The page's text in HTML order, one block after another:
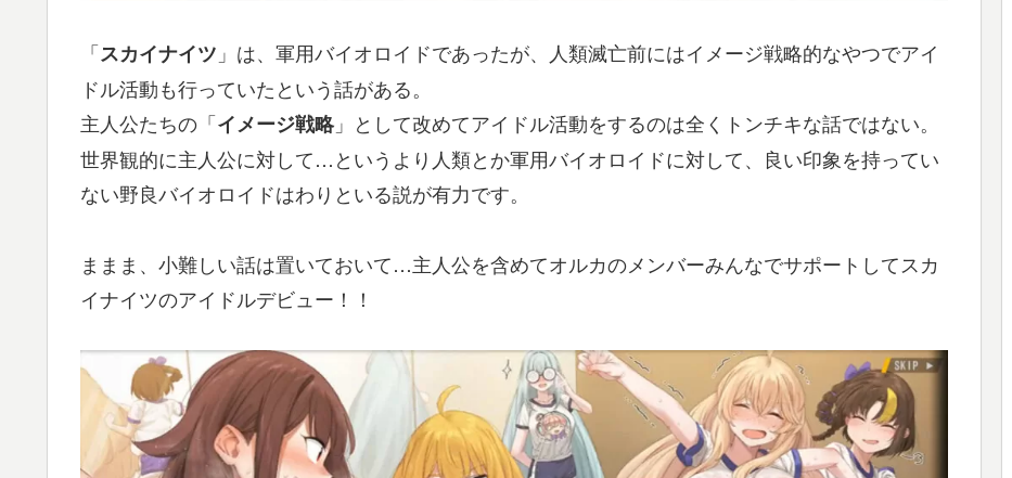
「スカイナイツ 」は、軍用バイオロイドであったが、人類滅亡前にはイメージ戦略的なやつでアイ
ドル活動も行っていたという話がある。
主人公たちの「イメージ戦略 」として改めてアイドル活動をするのは全くトンチキな話ではない。
世界観的に主人公に対して…というより人類とか軍用バイオロイドに対して、良い印象を持ってい
ない野良バイオロイドはわりといる説が有力です。
ままま、小難しい話は置いておいて…主人公を含めてオルカのメンバーみんなでサポートしてスカ
イナイツのアイドルデビュー！！